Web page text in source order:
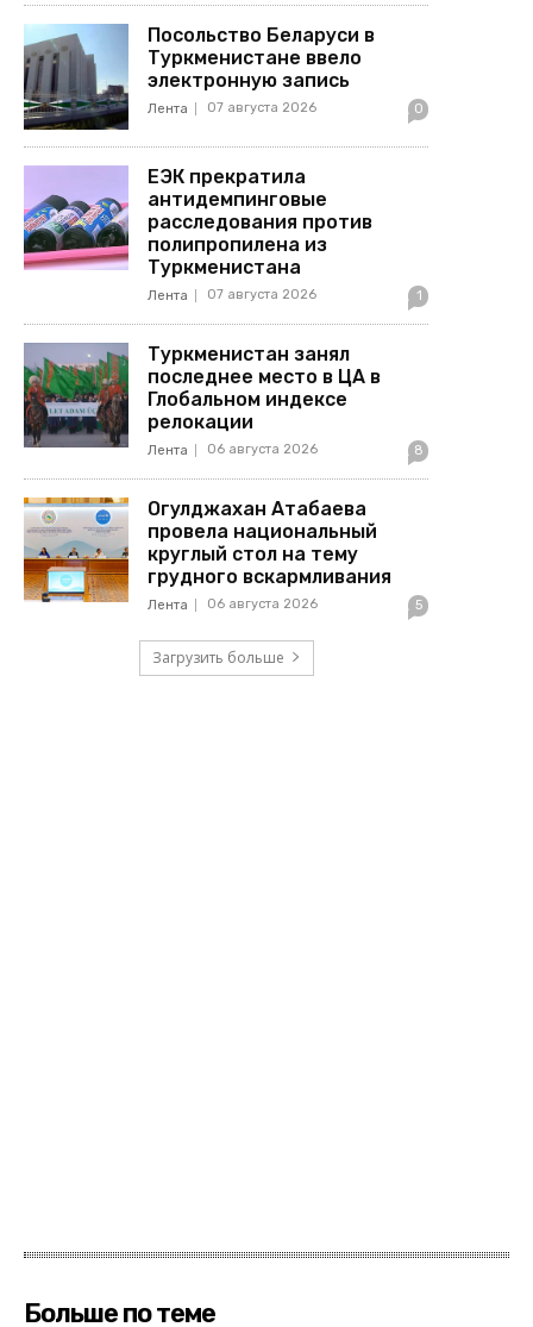
Посольство Беларуси в
Туркменистане ввело
электронную запись
Лента 07 августа 2026 0
ЕЭК прекратила
антидемпинговые
расследования против
полипропилена из
Туркменистана
Лента 07 августа 2026 1
Туркменистан занял
последнее место в ЦА в
Глобальном индексе
релокации
Лента 06 августа 2026 8
Огулджахан Атабаева
провела национальный
круглый стол на тему
грудного вскармливания
Лента 06 августа 2026 5
Загрузить больше
Больше по теме